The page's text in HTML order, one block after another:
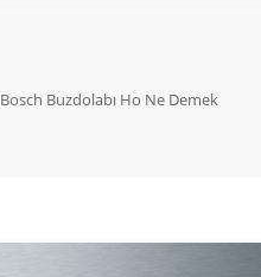
Bosch Buzdolabı Ho Ne Demek